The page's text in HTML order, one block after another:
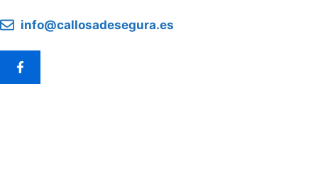
info@callosadesegura.es